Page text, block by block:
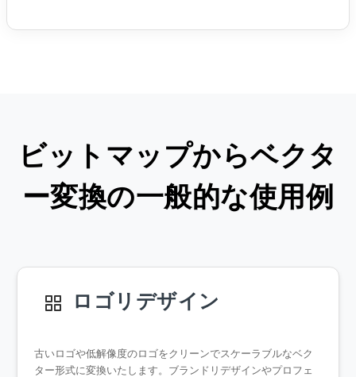
ビットマップからベクタ
ー変換の一般的な使用例
ロゴリデザイン
古いロゴや低解像度のロゴをクリーンでスケーラブルなベク
ター形式に変換いたします。ブランドリデザインやプロフェ